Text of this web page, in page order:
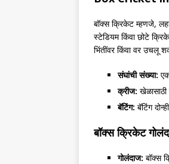
बॉक्स क्रिकेट म्हणजे,
स्टेडियम किंवा छोटे
भिंतींवर किंवा वर उचलू
संघांची संख्या:
क्रीज:
बॅटिंग: बॅटिंग
बॉक्स क्रिकेट
गोलंदाज: बॉक्स